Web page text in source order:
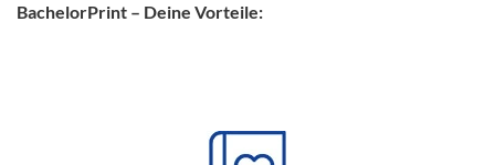
BachelorPrint – Deine Vorteile: